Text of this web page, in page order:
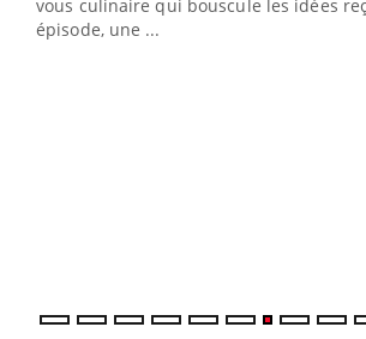
vous culinaire qui bouscule les idées
épisode, une ...
travail" de Pourquoi Docteur reçoivent
DRH et directeur ...